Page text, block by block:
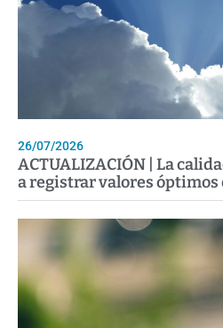
26/07/2026
ACTUALIZACIÓN | La
a registrar valores